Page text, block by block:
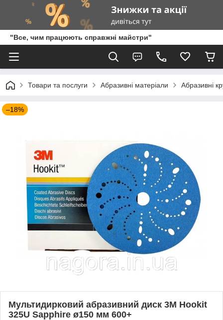
"Все, чим працюють справжні майстри"
Товари та послуги Абразивні матеріали Абразивні
–18%
Мультидирковий абразивний диск 3M Hookit
325U Sapphire ø150 мм 600+